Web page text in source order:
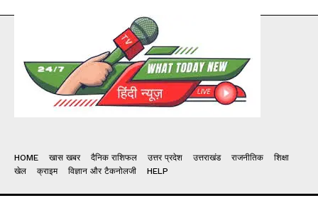
HOME खास खबर दैनिक राशिफल उत्तर प्रदेश उत्तराखंड राजनीतिक
शिक्षा
खेल
क्राइम विज्ञान और टैकनोलजी HELP